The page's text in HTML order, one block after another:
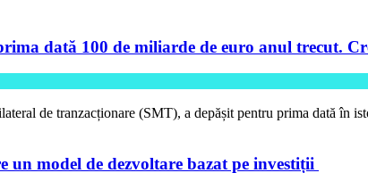
dată 100 de miliarde de euro anul trecut.
de tranzacționare (SMT), a depășit pentru prima dată în
model de dezvoltare bazat pe investiții